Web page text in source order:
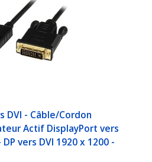
DVI - Câble/Cordon
Actif DisplayPort vers
vers DVI 1920 x 1200 -